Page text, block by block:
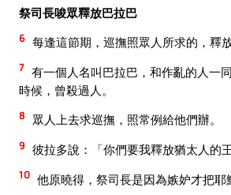
祭司長唆眾釋放巴拉巴
6 每逢這節期，巡撫照眾人所求的，釋
7 有一個人名叫巴拉巴，和作亂的人一
時候，曾殺過人。
8 眾人上去求巡撫，照常例給他們辦。
9 彼拉多說：「你們要我釋放猶太人的
10 他原曉得，祭司長是因為嫉妒才把耶